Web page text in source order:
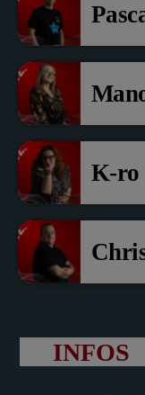
K-ro
INFOS